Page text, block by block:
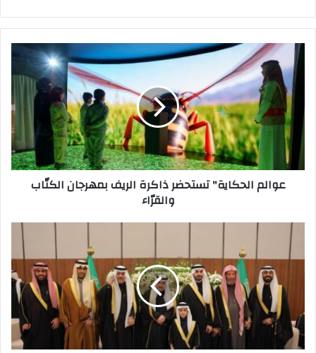
عوالم
الحكاية"
تستحضر
ذاكرة
الريف
بمهرجان
الكتّاب
والقرّاء
عوالم الحكاية" تستحضر ذاكرة الريف بمهرجان الكتّاب
والقرّاء
هشام
سليمان
الحيد